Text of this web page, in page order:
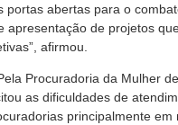
portas abertas para o
apresentação de projetos
afirmou.
Procuradoria da Mulher
as dificuldades de
principalmente em